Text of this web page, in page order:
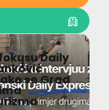
Daily
se Grad